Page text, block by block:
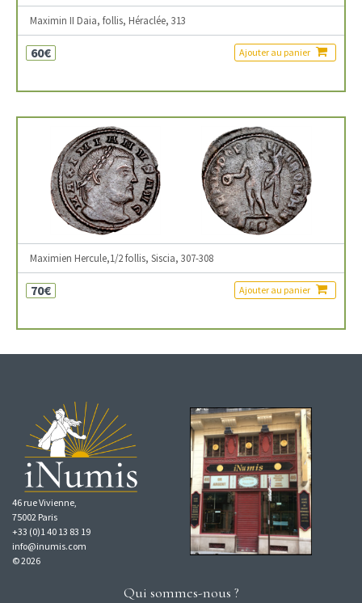
Maximin II Daia, follis, Héraclée, 313
60€ Ajouter au panier
Maximien Hercule,1/2 follis, Siscia, 307-308
70€ Ajouter au panier
46 rue Vivienne,
75002 Paris
+33 (0)1 40 13 83 19
info@inumis.com
© 2026
Qui sommes-nous ?